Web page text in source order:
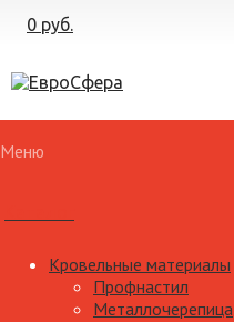
0 руб.
Меню
Кровельные материалы
Профнастил
Металлочерепица